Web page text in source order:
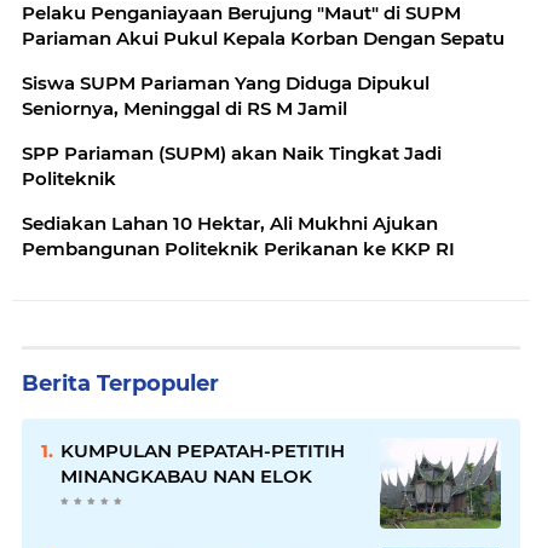
Pelaku Penganiayaan Berujung "Maut" di SUPM
Pariaman Akui Pukul Kepala Korban Dengan Sepatu
Siswa SUPM Pariaman Yang Diduga Dipukul
Seniornya, Meninggal di RS M Jamil
SPP Pariaman (SUPM) akan Naik Tingkat Jadi
Politeknik
Sediakan Lahan 10 Hektar, Ali Mukhni Ajukan
Pembangunan Politeknik Perikanan ke KKP RI
Berita Terpopuler
KUMPULAN PEPATAH-PETITIH
MINANGKABAU NAN ELOK